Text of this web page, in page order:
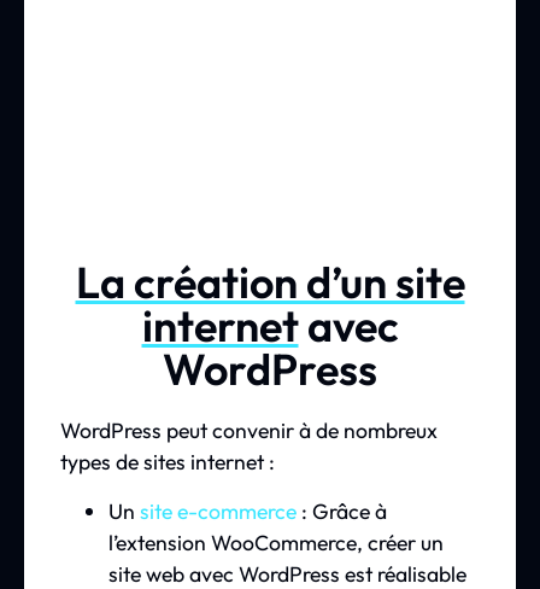
La création d’un site
internetavec
WordPress
WordPress peut convenir à de nombreux
types de sites internet :
Un site e-commerce : Grâce à
l’extension WooCommerce, créer un
site web avec WordPress est réalisable